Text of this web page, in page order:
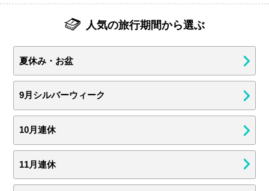
人気の旅行期間から選ぶ
夏休み・お盆
9月シルバーウィーク
10月連休
11月連休